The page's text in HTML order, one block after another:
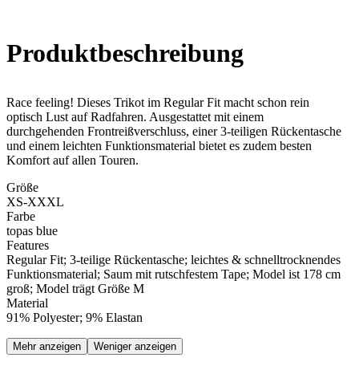
Produkt­beschreibung
Race feeling! Dieses Trikot im Regular Fit macht schon rein
optisch Lust auf Radfahren. Ausgestattet mit einem
durchgehenden Frontreißverschluss, einer 3-teiligen Rückentasche
und einem leichten Funktionsmaterial bietet es zudem besten
Komfort auf allen Touren.
Größe
XS-XXXL
Farbe
topas blue
Features
Regular Fit; 3-teilige Rückentasche; leichtes & schnelltrocknendes
Funktionsmaterial; Saum mit rutschfestem Tape; Model ist 178 cm
groß; Model trägt Größe M
Material
91% Polyester; 9% Elastan
Mehr anzeigen Weniger anzeigen